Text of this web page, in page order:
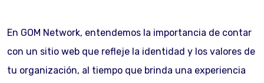
En GOM Network, entendemos la importancia de contar
con un sitio web que refleje la identidad y los valores de
tu organización, al tiempo que brinda una experiencia